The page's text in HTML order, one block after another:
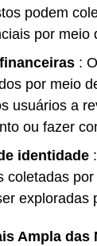
podem
por meio
:
por meio
usuários a
ou fazer
identidade
coletadas
exploradas
Ampla das